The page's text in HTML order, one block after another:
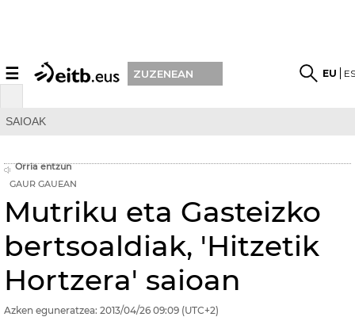
☰ ZUZENEAN EU
SAIOAK
Orria entzun
GAUR GAUEAN
Mutriku eta Gasteizko
bertsoaldiak, 'Hitzetik
Hortzera' saioan
Azken eguneratzea: 2013/04/26 09:09 (UTC+2)